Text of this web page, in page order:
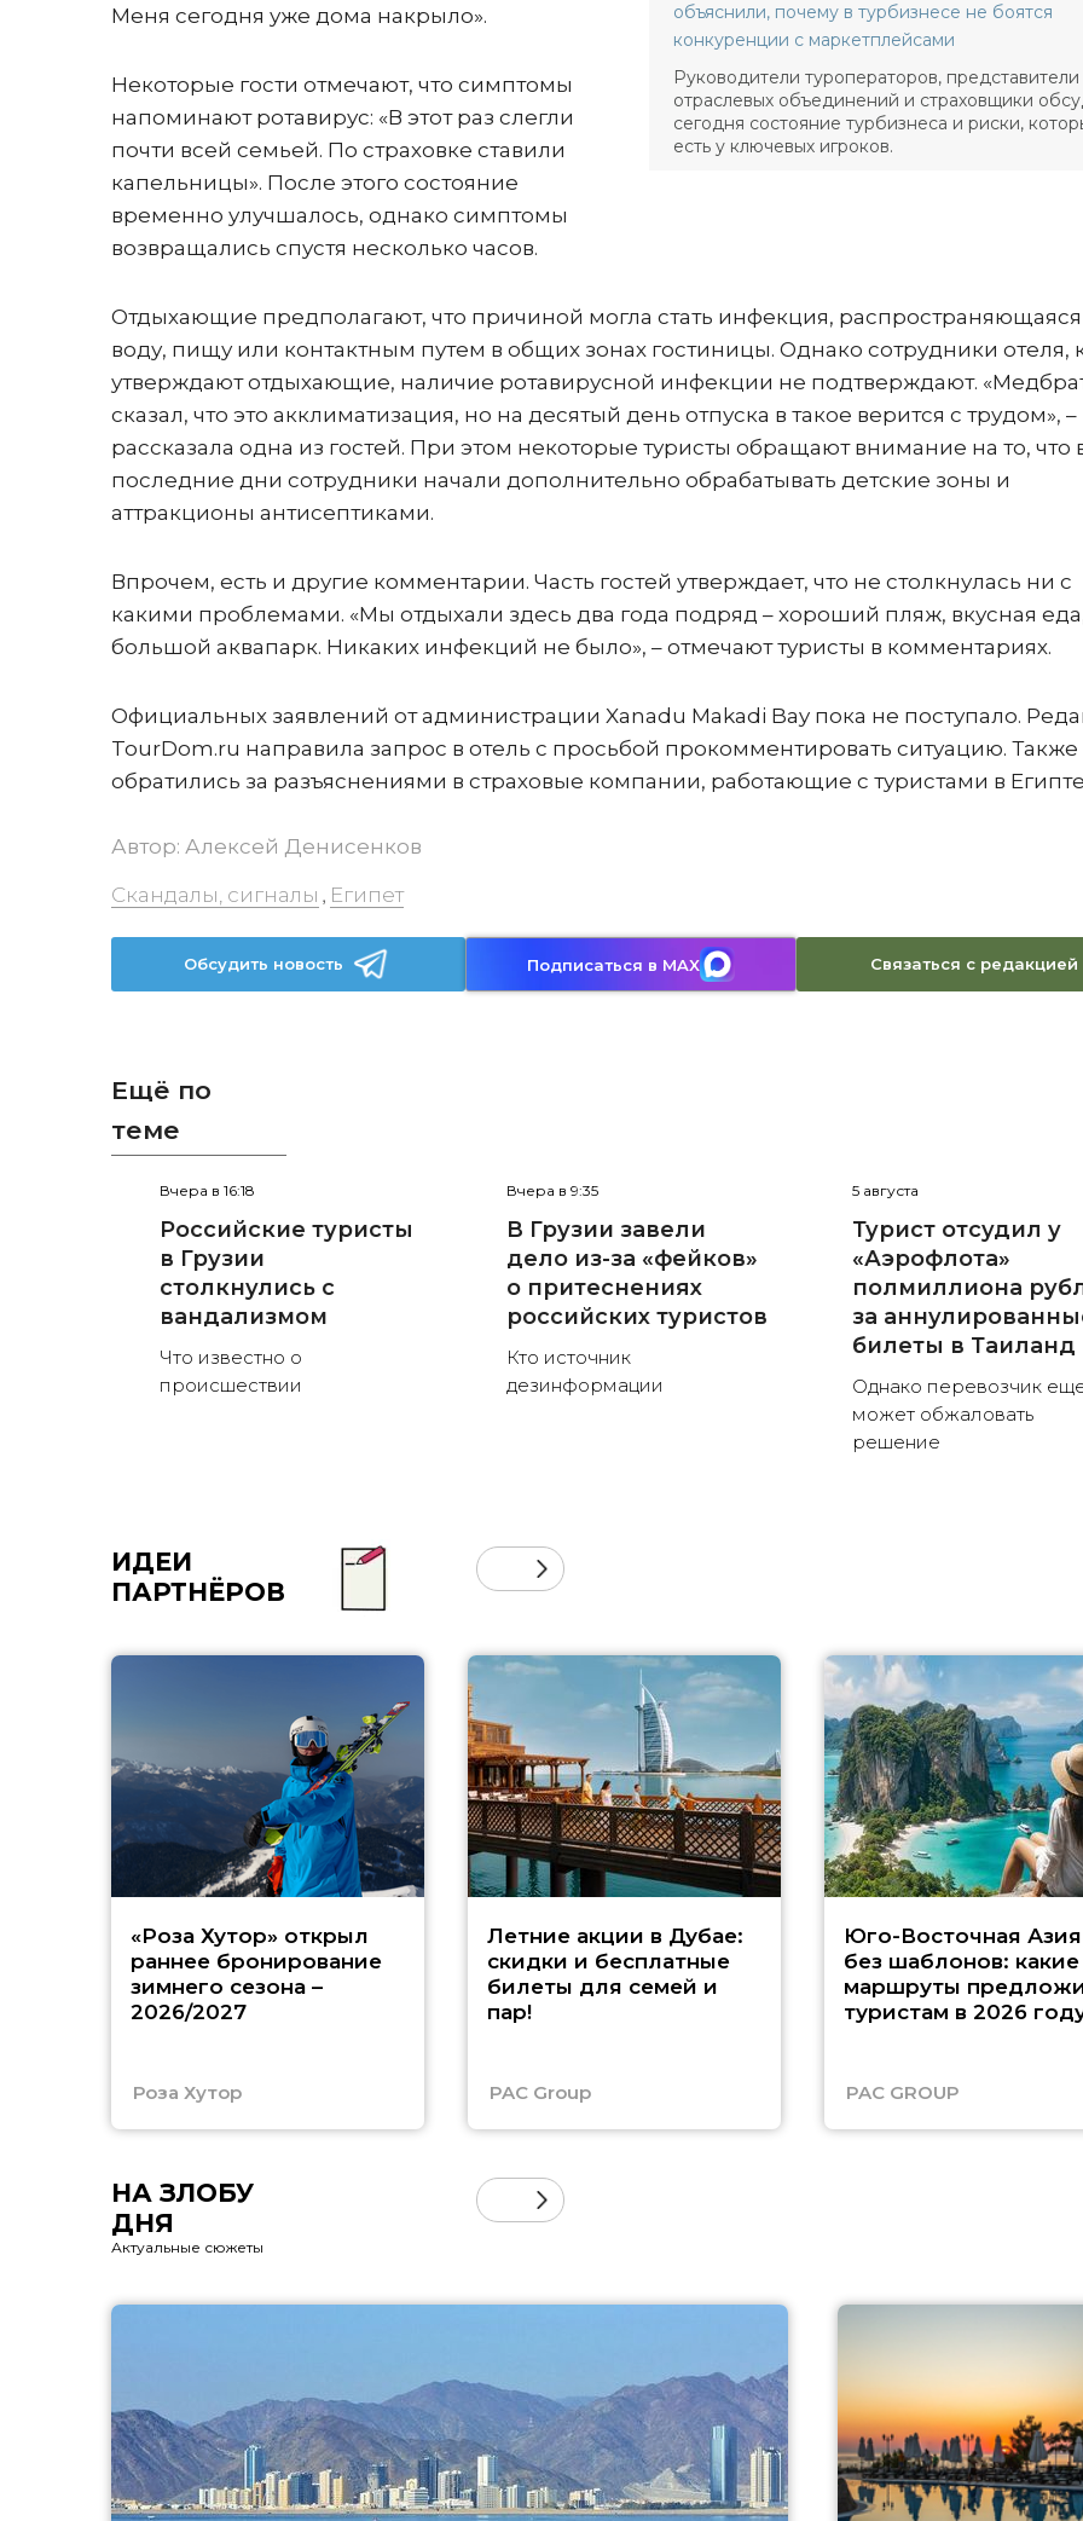
объяснили, почему в турбизнесе не боятся
конкуренции с маркетплейсами
Руководители туроператоров, представители
отраслевых объединений и страховщики
сегодня состояние турбизнеса и риски,
есть у ключевых игроков.
Меня сегодня уже дома накрыло».
Некоторые гости отмечают, что симптомы
напоминают ротавирус: «В этот раз слегли
почти всей семьей. По страховке ставили
капельницы». После этого состояние
временно улучшалось, однако симптомы
возвращались спустя несколько часов.
Отдыхающие предполагают, что причиной могла стать инфекция, распространяющаяся
воду, пищу или контактным путем в общих зонах гостиницы. Однако сотрудники отеля,
утверждают отдыхающие, наличие ротавирусной инфекции не подтверждают.
сказал, что это акклиматизация, но на десятый день отпуска в такое верится с трудом», –
рассказала одна из гостей. При этом некоторые туристы обращают внимание на то, что
последние дни сотрудники начали дополнительно обрабатывать детские зоны и
аттракционы антисептиками.
Впрочем, есть и другие комментарии. Часть гостей утверждает, что не столкнулась ни с
какими проблемами. «Мы отдыхали здесь два года подряд – хороший пляж, вкусная
большой аквапарк. Никаких инфекций не было», – отмечают туристы в комментариях.
Официальных заявлений от администрации Xanadu Makadi Bay пока не поступало.
TourDom.ru направила запрос в отель с просьбой прокомментировать ситуацию.
обратились за разъяснениями в страховые компании, работающие с туристами в
Автор: Алексей Денисенков
Скандалы, сигналы , Египет
Обсудить новость Подписаться в MAX Связаться с редакцией
Ещё по
теме
Вчера в 16:18
Российские туристы
в Грузии
столкнулись с
вандализмом
Что известно о
происшествии
Вчера в 9:35
В Грузии завели
дело из-за «фейков»
о притеснениях
российских туристов
Кто источник
дезинформации
5 августа
Турист отсудил у
«Аэрофлота»
полмиллиона
за
билеты в Таиланд
Однако перевозчик
может обжаловать
решение
ИДЕИ
ПАРТНЁРОВ
«Роза Хутор» открыл
раннее бронирование
зимнего сезона –
2026/2027
Роза Хутор
Летние акции в Дубае:
скидки и бесплатные
билеты для семей и
пар!
PAC Group
Юго-Восточная Азия
без шаблонов: какие
маршруты
туристам в 2026
PAC GROUP
НА ЗЛОБУ
ДНЯ
Актуальные сюжеты